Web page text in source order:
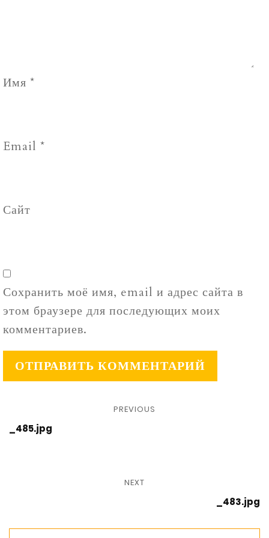
Имя *
Email *
Сайт
Сохранить моё имя, email и адрес сайта в
этом браузере для последующих моих
комментариев.
PREVIOUS
_485.jpg
NEXT
_483.jpg